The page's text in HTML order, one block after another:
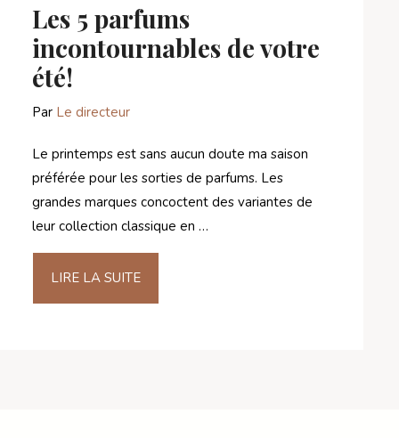
Les 5 parfums
incontournables de votre
été!
Par Le directeur
Le printemps est sans aucun doute ma saison
préférée pour les sorties de parfums. Les
grandes marques concoctent des variantes de
leur collection classique en …
LIRE LA SUITE